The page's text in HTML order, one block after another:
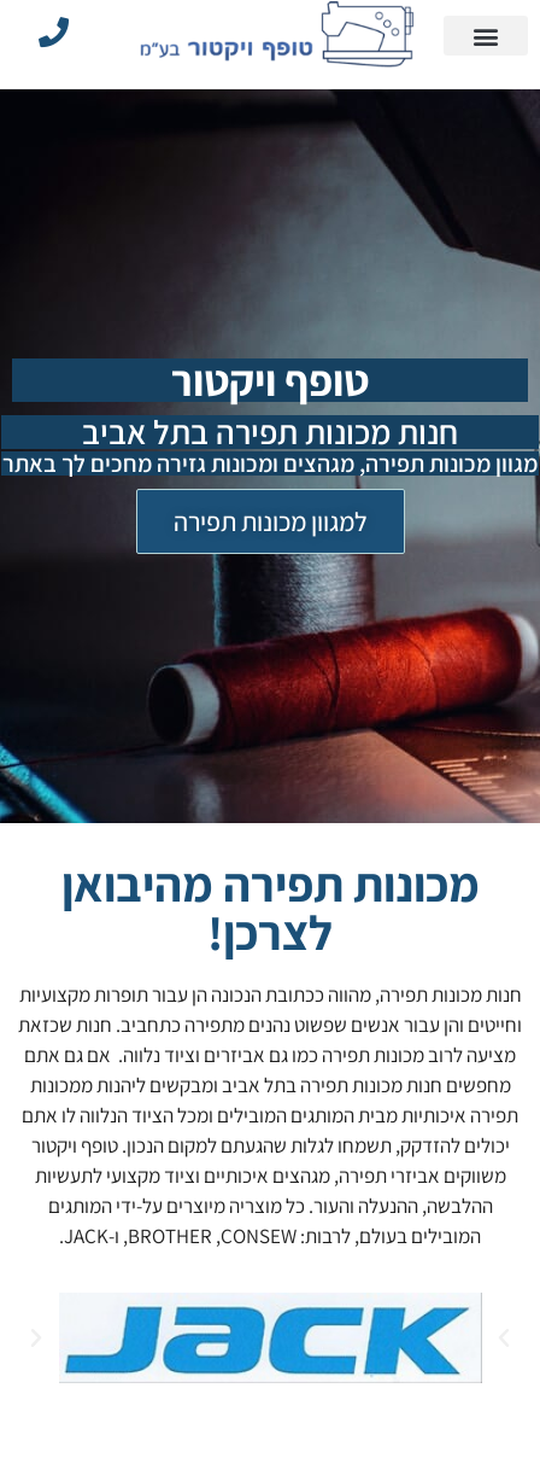
טופף ויקטור
חנות מכונות תפירה בתל אביב
מגוון מכונות תפירה, מגהצים ומכונות גזירה מחכים לך באתר
למגוון מכונות תפירה
מכונות תפירה מהיבואן
לצרכן!
חנות מכונות תפירה, מהווה ככתובת הנכונה הן עבור תופרות מקצועיות
וחייטים והן עבור אנשים שפשוט נהנים מתפירה כתחביב. חנות שכזאת
מציעה לרוב מכונות תפירה כמו גם אביזרים וציוד נלווה. אם גם אתם
מחפשים חנות מכונות תפירה בתל אביב ומבקשים ליהנות ממכונות
תפירה איכותיות מבית המותגים המובילים ומכל הציוד הנלווה לו אתם
יכולים להזדקק, תשמחו לגלות שהגעתם למקום הנכון. טופף ויקטור
משווקים אביזרי תפירה, מגהצים איכותיים וציוד מקצועי לתעשיות
ההלבשה, ההנעלה והעור. כל מוצריה מיוצרים על-ידי המותגים
המובילים בעולם, לרבות: BROTHER ,CONSEW, ו-JACK.